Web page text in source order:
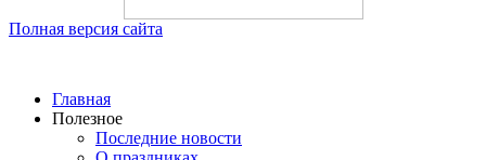
Полная версия сайта
Главная
Полезное
Последние новости